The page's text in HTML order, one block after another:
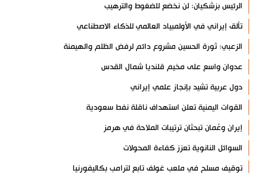
الرئيس بزشكيان: لن نخضع للضغوط والترهيب
تألق إيراني في الأولمبياد العالمي للذكاء الاصطناعي
الزعبي: ثورة الحسين مشروع دائم لرفض الظلم والهيمنة
عدوان واسع على مخيم قلنديا شمال القدس
دول عربية تشيد بإنجاز علمي إيراني
القوات اليمنية تعلن استهداف ناقلة نفط سعودية
إيران وعُمان تبحثان ترتيبات الملاحة في هرمز
السوائل النانوية تعزز كفاءة المحولات
توقيف مسلح في ملعب غولف تابع لترامب بكاليفورنيا